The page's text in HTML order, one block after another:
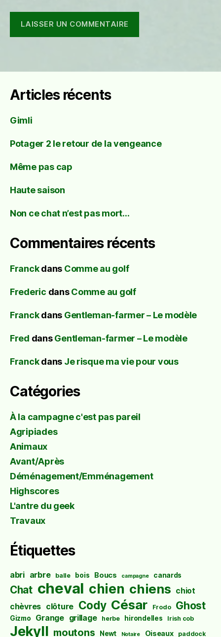
Articles récents
Gimli
Potager 2 le retour de la vengeance
Même pas cap
Haute saison
Non ce chat n’est pas mort…
Commentaires récents
Franckdans Comme au golf
Frederic dansComme au golf
Franckdans Gentleman-farmer – Le modèle
Fred dansGentleman-farmer – Le modèle
Franckdans Je risque ma vie pour vous
Catégories
À la campagne c'est pas pareil
Agripiades
Animaux
Avant/Après
Déménagement/Emménagement
Highscores
L'antre du geek
Travaux
Étiquettes
abri arbre balle bois Boucs campagne canards
Chat cheval chien chiens chiot
chèvres clôture Cody César Frodo Ghost
Gizmo Grange grillage herbe hirondelles Irish cob
Jekyll moutons Newt Notaire Oiseaux paddock